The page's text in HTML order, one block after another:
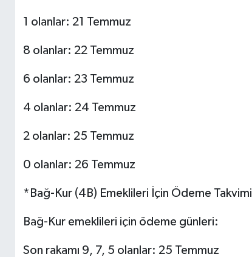
1 olanlar: 21 Temmuz
8 olanlar: 22 Temmuz
6 olanlar: 23 Temmuz
4 olanlar: 24 Temmuz
2 olanlar: 25 Temmuz
0 olanlar: 26 Temmuz
*Bağ-Kur (4B) Emeklileri İçin Ödeme Takvimi
Bağ-Kur emeklileri için ödeme günleri:
Son rakamı 9, 7, 5 olanlar: 25 Temmuz